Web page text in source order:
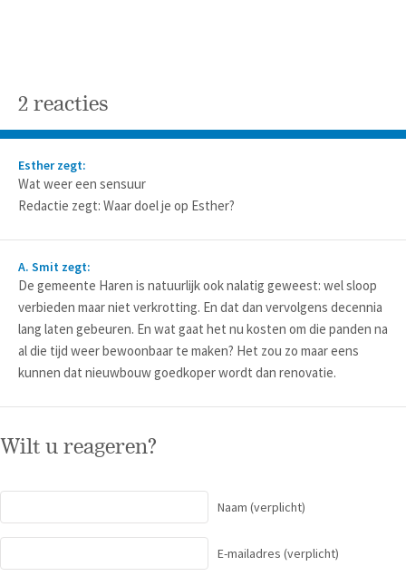
2 reacties
Esther zegt:
Wat weer een sensuur
Redactie zegt: Waar doel je op Esther?
A. Smit zegt:
De gemeente Haren is natuurlijk ook nalatig geweest: wel sloop
verbieden maar niet verkrotting. En dat dan vervolgens decennia
lang laten gebeuren. En wat gaat het nu kosten om die panden na
al die tijd weer bewoonbaar te maken? Het zou zo maar eens
kunnen dat nieuwbouw goedkoper wordt dan renovatie.
Wilt u reageren?
Naam (verplicht)
E-mailadres (verplicht)